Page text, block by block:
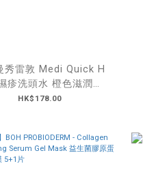
秀雷敦 Medi Quick H
疹洗頭水 橙色滋潤版
320mL
HK$178.00